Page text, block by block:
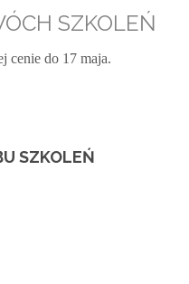
SZKOLEŃ
cenie do 17 maja.
SZKOLEŃ